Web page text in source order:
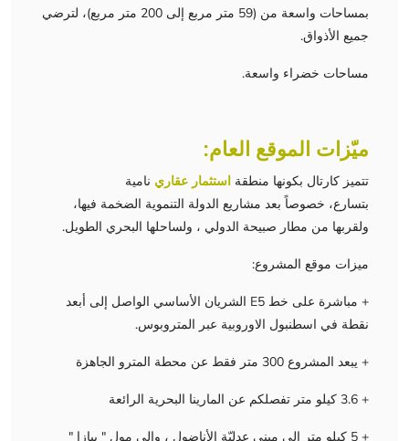
بمساحات واسعة من (59 متر مربع إلى 200 متر مربع)، لترضي
جميع الأذواق.
مساحات خضراء واسعة.
ميّزات الموقع العام:
تتميز كارتال بكونها منطقة استثمار عقاري نامية
بتسارع، خصوصاً بعد مشاريع الدولة التنموية الضخمة فيها،
ولقربها من مطار صبيحة الدولي ، ولساحلها البحري الطويل.
ميزات موقع المشروع:
+ مباشرة على خط E5 الشريان الأساسي الواصل إلى أبعد
نقطة في اسطنبول الاوروبية عبر المتروبوس.
+ يبعد المشروع 300 متر فقط عن محطة المترو الجاهزة
+ 3.6 كيلو متر تفصلكم عن المارينا البحرية الرائعة
+ 5 كيلو متر الى مبنى عدليّة الأناضول ، وإلى مول " بيازا "